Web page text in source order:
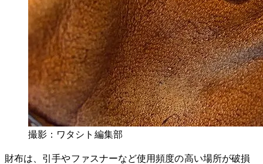
撮影：ワタシト編集部
財布は、引手やファスナーなど使用頻度の高い場所が破損